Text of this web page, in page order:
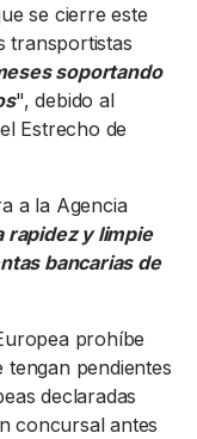
se cierre este
transportistas
soportando
", debido al
Estrecho de
a la Agencia
rapidez y limpie
bancarias de
prohíbe
tengan pendientes
declaradas
concursal antes